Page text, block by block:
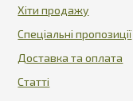
Хіти продажу
Спеціальні пропозиції
Доставка та оплата
Статті